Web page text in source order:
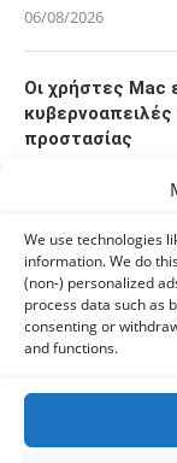
We use technologies
information. We do
(non-) personalized
process data such as
consenting or
and functions.
06/08/2026
Οι χρήστες Mac
προστασίας
Πόλη
αρχαιολογικών
06/08/2026
όσους δεν
06/08/2026